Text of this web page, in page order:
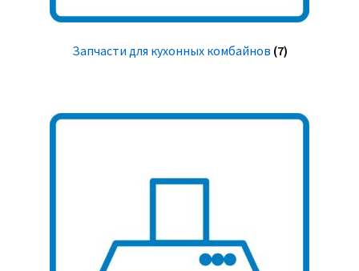
Запчасти для кухонных комбайнов (7)